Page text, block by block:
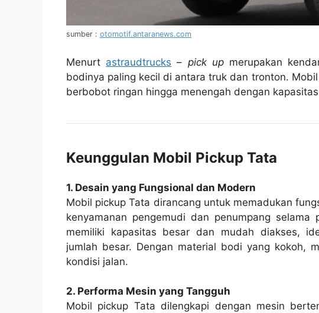
sumber : otomotif.antaranews.com
Menurt astraudtrucks – pick upmerupakan
bodinya paling kecil di antara truk dan tronton.
berbobot ringan hingga menengah dengan
Keunggulan Mobil Pickup Tata
1. Desain yang Fungsional dan Modern
Mobil pickup Tata dirancang untuk memadukan
kenyamanan pengemudi dan penumpang selama
memiliki kapasitas besar dan mudah diakses,
jumlah besar. Dengan material bodi yang kokoh,
kondisi jalan.
2. Performa Mesin yang Tangguh
Mobil pickup Tata dilengkapi dengan mesin